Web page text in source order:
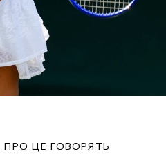
ПРО ЦЕ ГОВОРЯТЬ